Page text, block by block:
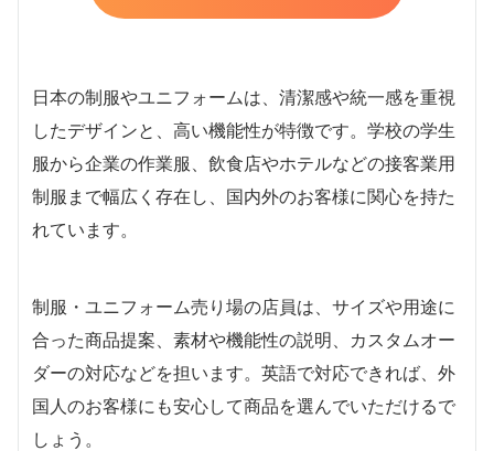
日本の制服やユニフォームは、清潔感や統一感を重視
したデザインと、高い機能性が特徴です。学校の学生
服から企業の作業服、飲食店やホテルなどの接客業用
制服まで幅広く存在し、国内外のお客様に関心を持た
れています。
制服・ユニフォーム売り場の店員は、サイズや用途に
合った商品提案、素材や機能性の説明、カスタムオー
ダーの対応などを担います。英語で対応できれば、外
国人のお客様にも安心して商品を選んでいただけるで
しょう。